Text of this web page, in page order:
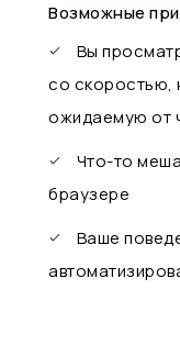
Возможные
Вы
со
ожидаемую от
Что-то
браузере
Ваше